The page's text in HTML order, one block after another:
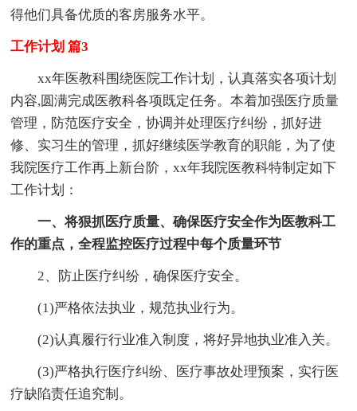
得他们具备优质的客房服务水平。
工作计划 篇3
xx年医教科围绕医院工作计划，认真落实各项计划
内容,圆满完成医教科各项既定任务。本着加强医疗质量
管理，防范医疗安全，协调并处理医疗纠纷，抓好进
修、实习生的管理，抓好继续医学教育的职能，为了使
我院医疗工作再上新台阶，xx年我院医教科特制定如下
工作计划：
一、将狠抓医疗质量、确保医疗安全作为医教科工
作的重点，全程监控医疗过程中每个质量环节
2、防止医疗纠纷，确保医疗安全。
(1)严格依法执业，规范执业行为。
(2)认真履行行业准入制度，将好异地执业准入关。
(3)严格执行医疗纠纷、医疗事故处理预案，实行医
疗缺陷责任追究制。